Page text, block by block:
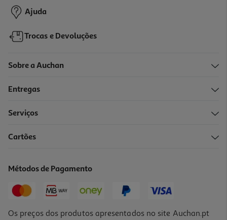
Ajuda
Trocas e Devoluções
Sobre a Auchan
Entregas
Serviços
Cartões
Métodos de Pagamento
Os preços dos produtos apresentados no site Auchan.pt